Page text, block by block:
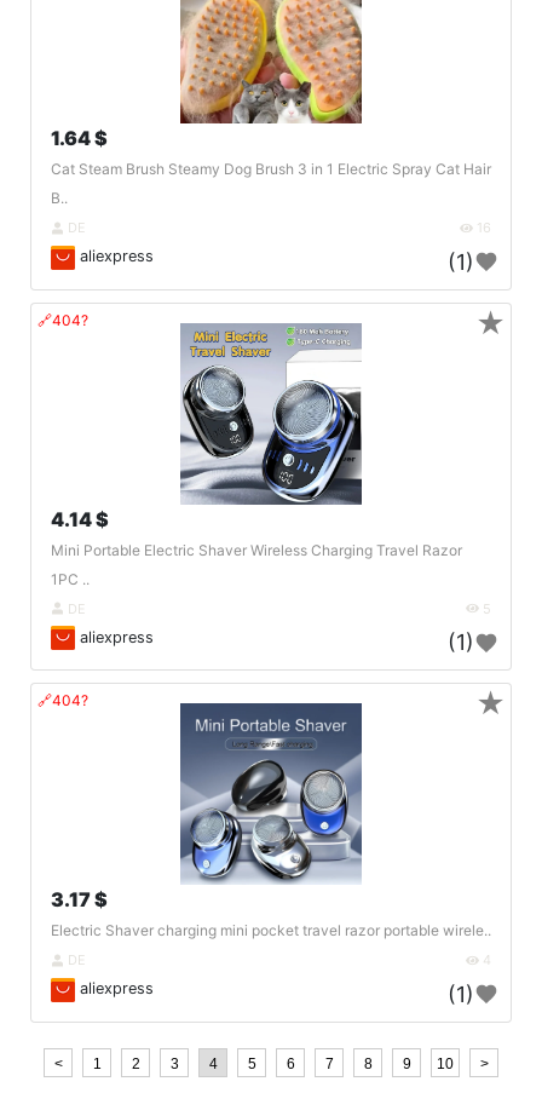
1.64 $
Cat Steam Brush Steamy Dog Brush 3 in 1 Electric Spray Cat Hair
B..
DE 16
aliexpress (1)
🔗404?
4.14 $
Mini Portable Electric Shaver Wireless Charging Travel Razor
1PC ..
DE 5
aliexpress (1)
★
🔗404?
3.17 $
Electric Shaver charging mini pocket travel razor portable wirele..
DE 4
aliexpress (1)
★
< 1 2 3 4 5 6 7 8 9 10 >